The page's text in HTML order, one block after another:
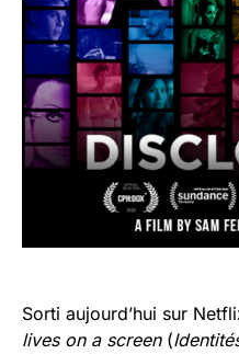
Sorti aujourd’hui sur
lives on a screen(